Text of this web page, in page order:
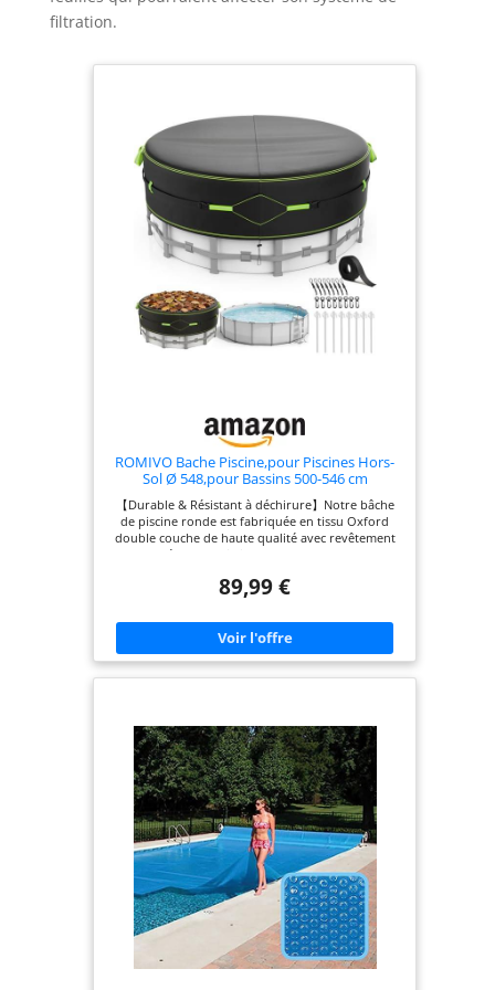
filtration.
ROMIVO Bache Piscine,pour Piscines Hors-
Sol Ø 548,pour Bassins 500-546 cm
【Durable & Résistant à déchirure】Notre bâche
de piscine ronde est fabriquée en tissu Oxford
double couche de haute qualité avec revêtement
argenté. Elle se distingue par une excellente
à la déchirure et une solidité à la lumière
protection fiable contre l'eau, la poussière et les
fines particules de saleté. Toutes les coutures sont
doubles et rabattues, et additionally scellées de
manière étanche–pour une durabilité maximale.
saleté. Elle constitue votre barrière sans souci
pour une eau toujours cristalline. Vous
économisez ainsi non seulement un nettoyage
fastidieux, mais vous trouvez également votre
piscine toujours propre et prête à la baignade.
Profitez de la liberté de retirer simplement la
bâche et de sauter spontanément dans une eau
parfaitement propre. 【Économies d'énergie &
préservation de l'eau】Notre bâche de piscine agit
comme une couche isolante efficace et maintient la
chaleur solaire emmagasinée même pendant la
nuit, de sorte que la température de l'eau reste
agréable plus longtemps et qu'il soit moins
nécessaire de chauffer. En même temps, la
couverture dense réduit l'évaporation de l'eau
89,99 €